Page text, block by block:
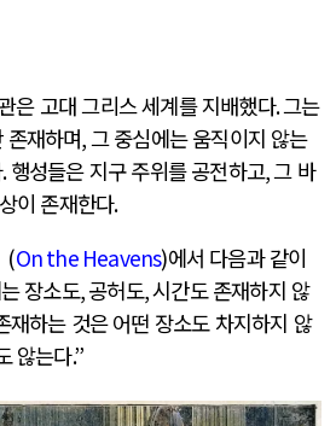
은 고대 그리스 세계를 지배했다.그는
존재하며,그 중심에는 움직이지 않는
.행성들은 지구 주위를 공전하고,그 바
이 존재한다.
(On the Heavens)에서 다음과 같이
장소도,공허도,시간도 존재하지 않
재하는 것은 어떤 장소도 차지하지 않
않는다.”